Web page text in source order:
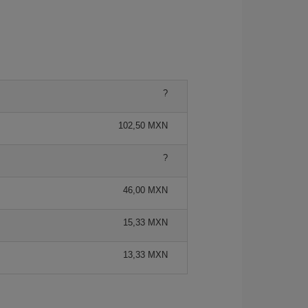
?
102,50 MXN
?
46,00 MXN
15,33 MXN
13,33 MXN